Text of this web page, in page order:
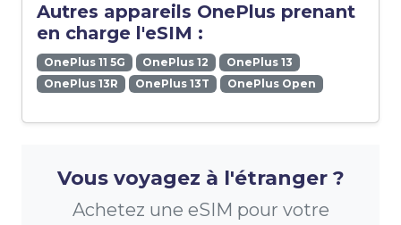
Autres appareils OnePlus prenant
en charge l'eSIM :
OnePlus 11 5G OnePlus 12
OnePlus 13
OnePlus 13R
OnePlus 13T OnePlus Open
Vous voyagez à l'étranger ?
Achetez une eSIM pour votre